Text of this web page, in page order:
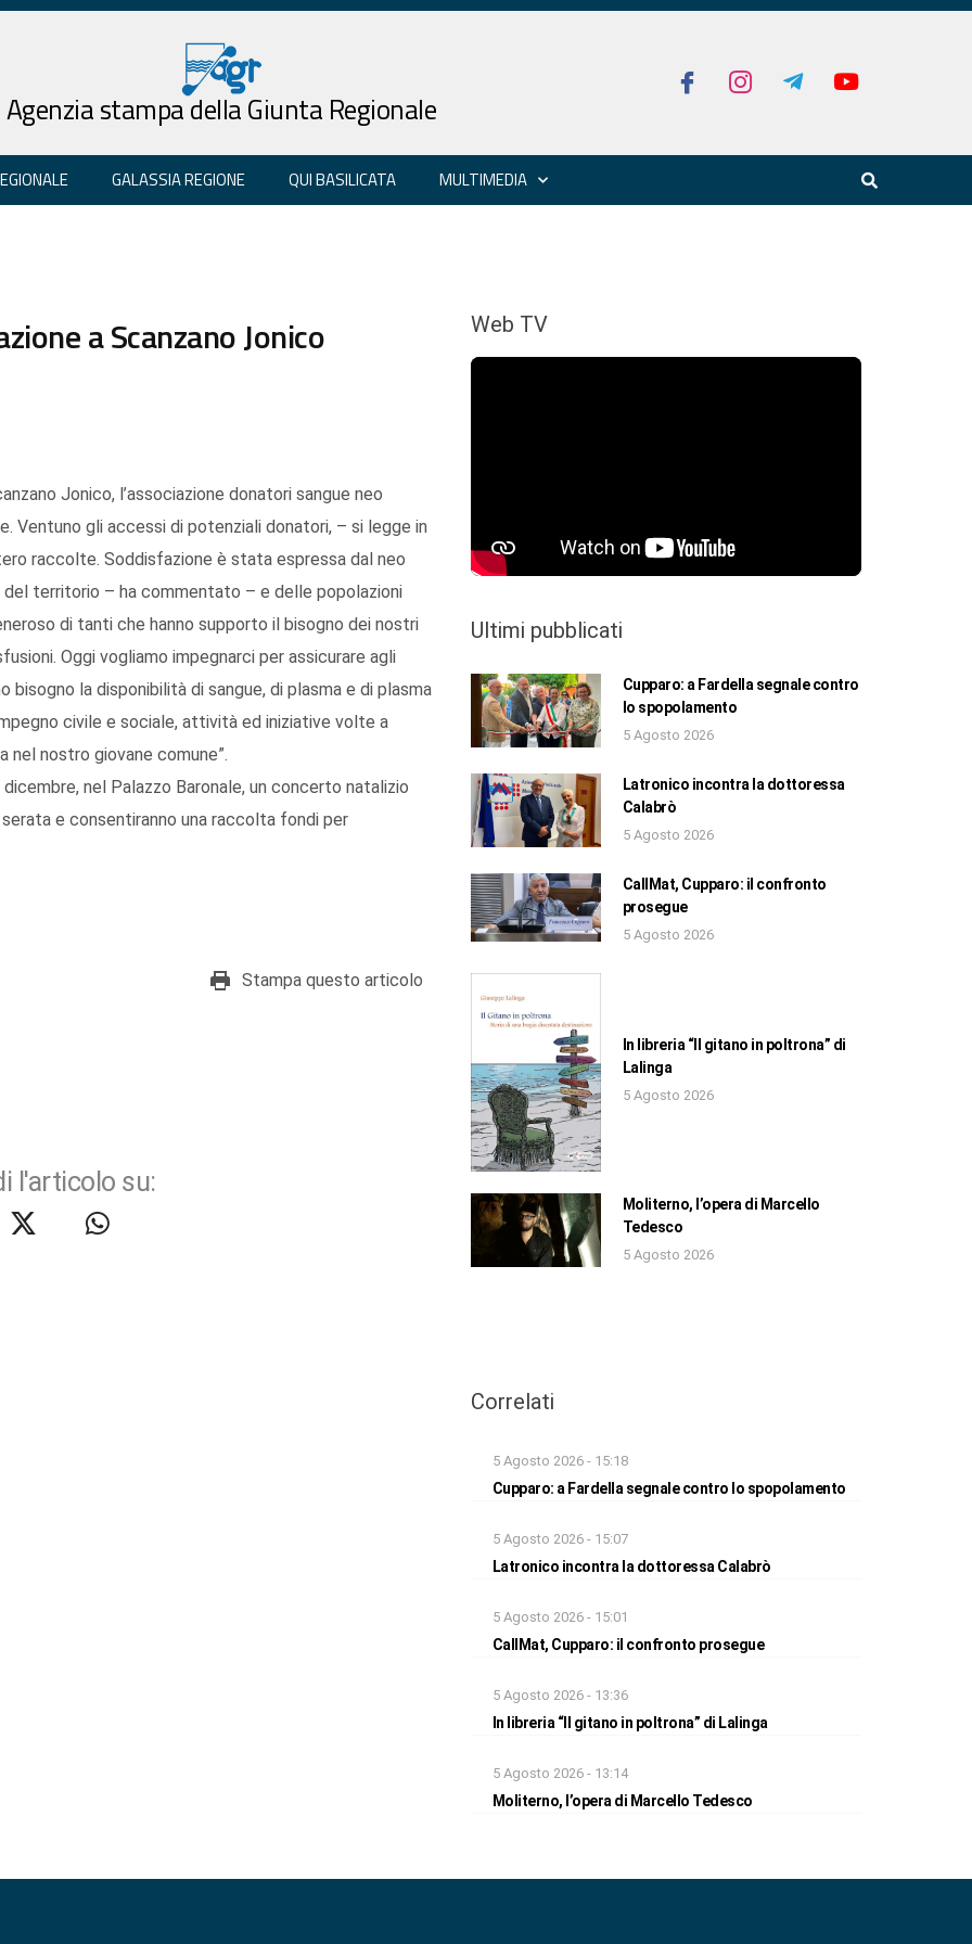
Agenzia stampa della Giunta Regionale
GALASSIA REGIONE QUI BASILICATA MULTIMEDIA
a Scanzano Jonico
Jonico, l’associazione donatori sangue neo
Ventuno gli accessi di potenziali donatori, – si legge in
raccolte. Soddisfazione è stata espressa dal neo
del territorio – ha commentato – e delle popolazioni
di tanti che hanno supporto il bisogno dei nostri
Oggi vogliamo impegnarci per assicurare agli
la disponibilità di sangue, di plasma e di plasma
civile e sociale, attività ed iniziative volte a
nel nostro giovane comune”.
nel Palazzo Baronale, un concerto natalizio
e consentiranno una raccolta fondi per
Stampa questo articolo
l'articolo su:
Web TV
Ultimi pubblicati
Cupparo: a Fardella segnale contro
lo spopolamento
5 Agosto 2026
Latronico incontra la dottoressa
Calabrò
5 Agosto 2026
CallMat, Cupparo: il confronto
prosegue
5 Agosto 2026
In libreria “Il gitano in poltrona” di
Lalinga
5 Agosto 2026
Moliterno, l’opera di Marcello
Tedesco
5 Agosto 2026
Correlati
5 Agosto 2026 - 15:18
Cupparo: a Fardella segnale contro lo spopolamento
5 Agosto 2026 - 15:07
Latronico incontra la dottoressa Calabrò
5 Agosto 2026 - 15:01
CallMat, Cupparo: il confronto prosegue
5 Agosto 2026 - 13:36
In libreria “Il gitano in poltrona” di Lalinga
5 Agosto 2026 - 13:14
Moliterno, l’opera di Marcello Tedesco